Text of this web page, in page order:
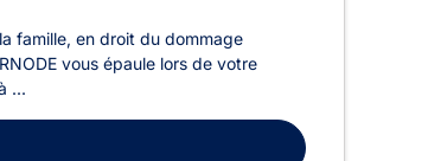
famille, en droit du dommage
vous épaule lors de votre
...